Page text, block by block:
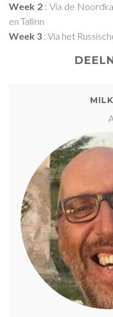
Week 2 : Via de
en Tallinn
Week 3 : Via het